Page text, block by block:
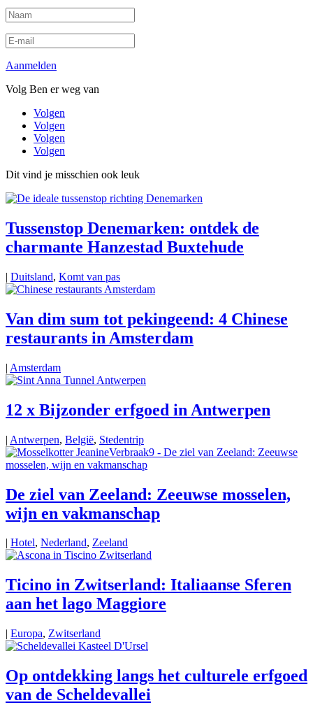
Aanmelden
Volg Ben er weg van
Volgen
Volgen
Volgen
Volgen
Dit vind je misschien ook leuk
Tussenstop Denemarken: ontdek de
charmante Hanzestad Buxtehude
| Duitsland, Komt van pas
Van dim sum tot pekingeend: 4 Chinese
restaurants in Amsterdam
| Amsterdam
12 x Bijzonder erfgoed in Antwerpen
| Antwerpen, België, Stedentrip
De ziel van Zeeland: Zeeuwse mosselen,
wijn en vakmanschap
Hotel, Nederland, Zeeland
Ticino in Zwitserland: Italiaanse Sferen
aan het lago Maggiore
| Europa, Zwitserland
Op ontdekking langs het culturele erfgoed
van de Scheldevallei